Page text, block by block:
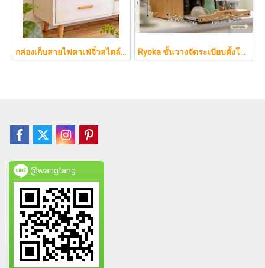
กล่องเก็บสายไฟคาเฟ่จิ๋วสไตล์ญี่ปุ่นมินิมอล ซ่อนเร้าเตอร์และปลั๊กไฟให้ห้องดูละมุนเหมือนยกคาเฟ่จากโตเกียวมาไว้ที่บ้าน Ryoka ชั้นวางจัดระเบียบตั้งโต๊ะ 2 ชั้น สไตล์มินิมอล-ญี่ปุ่น ลิ้นชักเลื่อน ลิ้นชักเก็บแก้ว วัสดุไม้ธรรมชาติ ไม่ต้องประกอบ ประหยัดพื้นที่เคาน์เตอร์
@wangtang